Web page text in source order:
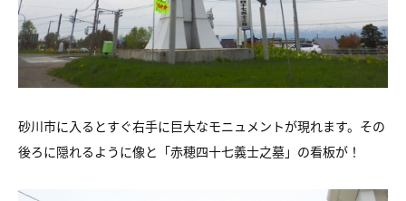
砂川市に入るとすぐ右手に巨大なモニュメントが現れます。その
後ろに隠れるように像と「赤穂四十七義士之墓」の看板が！